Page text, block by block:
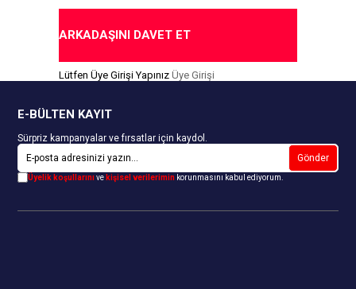
ARKADAŞINI DAVET ET
Lütfen Üye Girişi Yapınız Üye Girişi
E-BÜLTEN KAYIT
Sürpriz kampanyalar ve fırsatlar için kaydol.
Gönder
Üyelik koşullarınıve kişisel verilerimin korunmasını kabul ediyorum.